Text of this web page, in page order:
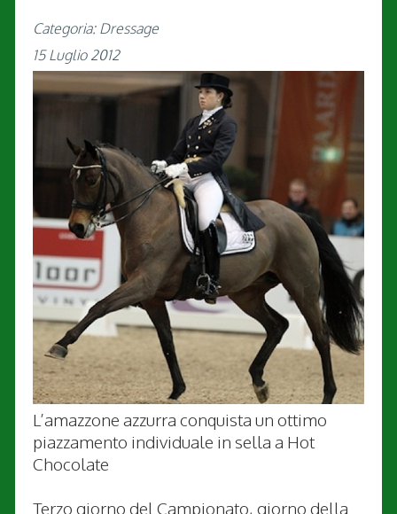
Categoria: Dressage
15 Luglio 2012
L’amazzone azzurra conquista un ottimo
piazzamento individuale in sella a Hot
Chocolate
Terzo giorno del Campionato, giorno della